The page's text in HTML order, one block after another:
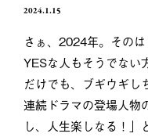
2024.1.15
さぁ、2024年。その
YESな人もそうでない
だけでも、ブギウギし
連続ドラマの登場人物
し、人生楽しなる！」